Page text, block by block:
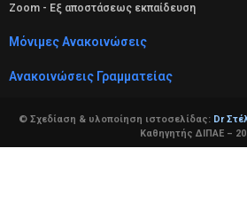
Zoom - Εξ αποστάσεως εκπαίδευση
Μόνιμες Ανακοινώσεις
Ανακοινώσεις Γραμματείας
© Σχεδίαση & υλοποίηση ιστοσελίδας: Dr
Καθηγητής ΔΙΠΑΕ –